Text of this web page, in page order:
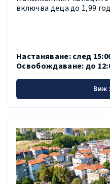
включва деца до 1,99
Настаняване:след
Освобождаване: до
Виж